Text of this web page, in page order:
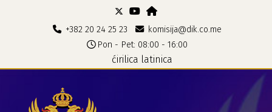
+382 20 24 25 23
komisija@dik.co.me
Pon - Pet: 08:00 - 16:00
ćirilica latinica